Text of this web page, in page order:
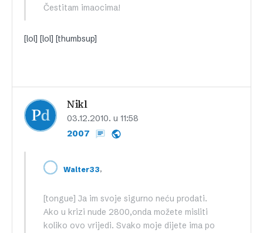
Čestitam imaocima!
[lol] [lol] [thumbsup]
Nikl
03.12.2010. u 11:58
2007
Walter33,
[tongue] Ja im svoje sigurno neću prodati.
Ako u krizi nude 2800,onda možete misliti
koliko ovo vrijedi. Svako moje dijete ima po